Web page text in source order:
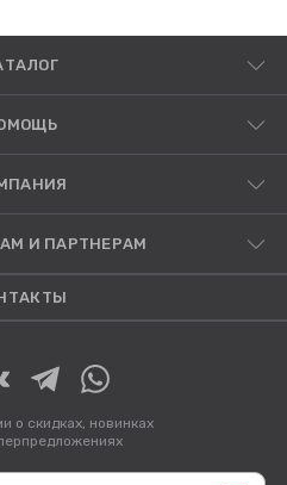
И ПАРТНЕРАМ
о скидках, новинках